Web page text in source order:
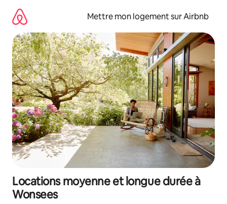
directement
contenu
Mettre mon logement sur Airbnb
Locations moyenne et longue durée à
Wonsees